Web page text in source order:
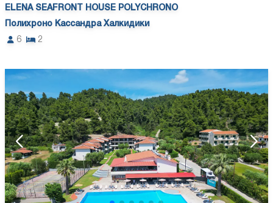
ELENA SEAFRONT HOUSE POLYCHRONO
Полихроно Кассандра Халкидики
6
2